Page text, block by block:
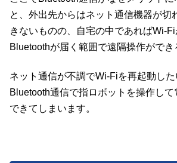
と、外出先からはネット通信機器が切
きないものの、自宅の中であればWi-
Bluetoothが届く範囲で遠隔操作ができ
ネット通信が不調でWi-Fiを再起動した
Bluetooth通信で指ロボットを操作して
できてしまいます。